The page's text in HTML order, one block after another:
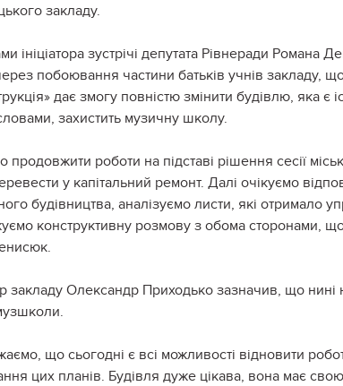
закладу.
ініціатора зустрічі депутата Рівнеради Романа
побоювання частини батьків учнів закладу,
дає змогу повністю змінити будівлю, яка є
захистить музичну школу.
продовжити роботи на підставі рішення сесії
у капітальний ремонт. Далі очікуємо
будівництва, аналізуємо листи, які отримало
конструктивну розмову з обома сторонами,
закладу Олександр Приходько зазначив, що нині
що сьогодні є всі можливості відновити
цих планів. Будівля дуже цікава, вона має